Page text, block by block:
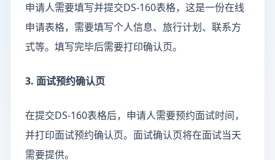
申请人需要填写并提交DS-160表格，这是一份在线
申请表格，需要填写个人信息、旅行计划、联系方
式等。填写完毕后需要打印确认页。
3. 面试预约确认页
在提交DS-160表格后，申请人需要预约面试时间，
并打印面试预约确认页。面试确认页将在面试当天
需要提供。